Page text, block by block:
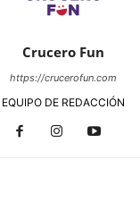
Crucero Fun
https://crucerofun.com
EQUIPO DE REDACCIÓN